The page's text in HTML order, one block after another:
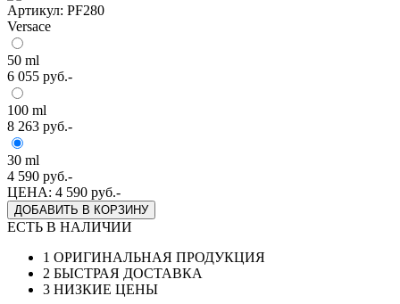
Артикул: PF280
Versace
50 ml
6 055 руб.-
100 ml
8 263 руб.-
30 ml
4 590 руб.-
ЦЕНА: 4 590 руб.-
ДОБАВИТЬ В КОРЗИНУ
ЕСТЬ В НАЛИЧИИ
1 ОРИГИНАЛЬНАЯ ПРОДУКЦИЯ
2 БЫСТРАЯ ДОСТАВКА
3 НИЗКИЕ ЦЕНЫ